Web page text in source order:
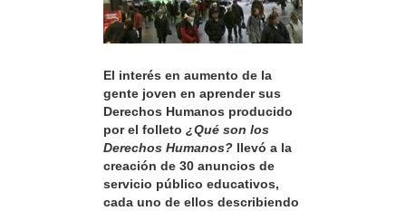
El interés en aumento de la
gente joven en aprender sus
Derechos Humanos producido
por el folleto ¿Qué son los
Derechos Humanos? llevó a la
creación de 30 anuncios de
servicio público educativos,
cada uno de ellos describiendo